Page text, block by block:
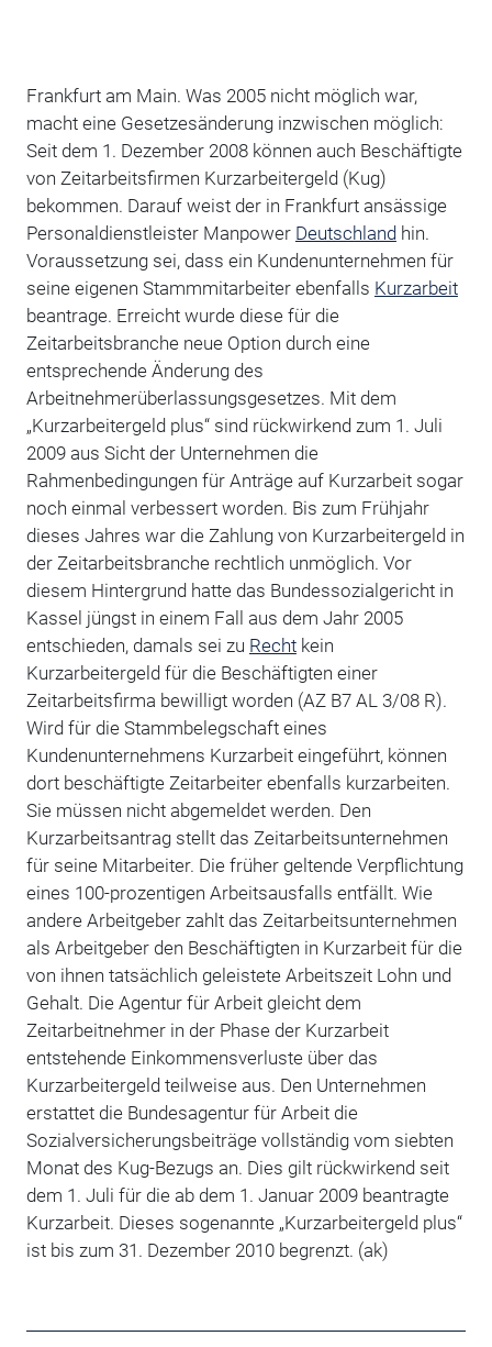
Frankfurt am Main. Was 2005 nicht möglich war,
macht eine Gesetzesänderung inzwischen möglich:
Seit dem 1. Dezember 2008 können auch Beschäftigte
von Zeitarbeitsfirmen Kurzarbeitergeld (Kug)
bekommen. Darauf weist der in Frankfurt ansässige
Personaldienstleister Manpower Deutschlandhin.
Voraussetzung sei, dass ein Kundenunternehmen für
seine eigenen Stammmitarbeiter ebenfalls Kurzarbeit
beantrage. Erreicht wurde diese für die
Zeitarbeitsbranche neue Option durch eine
entsprechende Änderung des
Arbeitnehmerüberlassungsgesetzes. Mit dem
„Kurzarbeitergeld plus“ sind rückwirkend zum 1. Juli
2009 aus Sicht der Unternehmen die
Rahmenbedingungen für Anträge auf Kurzarbeit sogar
noch einmal verbessert worden. Bis zum Frühjahr
dieses Jahres war die Zahlung von Kurzarbeitergeld in
der Zeitarbeitsbranche rechtlich unmöglich. Vor
diesem Hintergrund hatte das Bundessozialgericht in
Kassel jüngst in einem Fall aus dem Jahr 2005
entschieden, damals sei zu Rechtkein
Kurzarbeitergeld für die Beschäftigten einer
Zeitarbeitsfirma bewilligt worden (AZ B7 AL 3/08 R).
Wird für die Stammbelegschaft eines
Kundenunternehmens Kurzarbeit eingeführt, können
dort beschäftigte Zeitarbeiter ebenfalls kurzarbeiten.
Sie müssen nicht abgemeldet werden. Den
Kurzarbeitsantrag stellt das Zeitarbeitsunternehmen
für seine Mitarbeiter. Die früher geltende Verpflichtung
eines 100-prozentigen Arbeitsausfalls entfällt. Wie
andere Arbeitgeber zahlt das Zeitarbeitsunternehmen
als Arbeitgeber den Beschäftigten in Kurzarbeit für die
von ihnen tatsächlich geleistete Arbeitszeit Lohn und
Gehalt. Die Agentur für Arbeit gleicht dem
Zeitarbeitnehmer in der Phase der Kurzarbeit
entstehende Einkommensverluste über das
Kurzarbeitergeld teilweise aus. Den Unternehmen
erstattet die Bundesagentur für Arbeit die
Sozialversicherungsbeiträge vollständig vom siebten
Monat des Kug-Bezugs an. Dies gilt rückwirkend seit
dem 1. Juli für die ab dem 1. Januar 2009 beantragte
Kurzarbeit. Dieses sogenannte „Kurzarbeitergeld plus“
ist bis zum 31. Dezember 2010 begrenzt. (ak)